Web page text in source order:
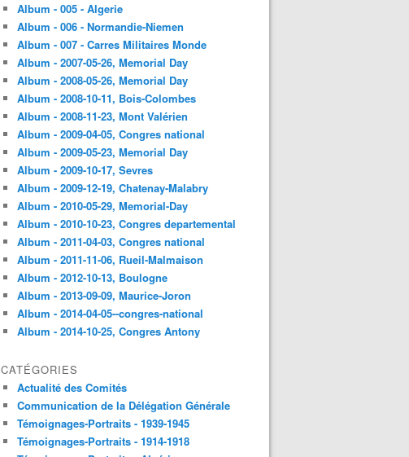
Album - 005 - Algerie
Album - 006 - Normandie-Niemen
Album - 007 - Carres Militaires Monde
Album - 2007-05-26, Memorial Day
Album - 2008-05-26, Memorial Day
Album - 2008-10-11, Bois-Colombes
Album - 2008-11-23, Mont Valérien
Album - 2009-04-05, Congres national
Album - 2009-05-23, Memorial Day
Album - 2009-10-17, Sevres
Album - 2009-12-19, Chatenay-Malabry
Album - 2010-05-29, Memorial-Day
Album - 2010-10-23, Congres departemental
Album - 2011-04-03, Congres national
Album - 2011-11-06, Rueil-Malmaison
Album - 2012-10-13, Boulogne
Album - 2013-09-09, Maurice-Joron
Album - 2014-04-05--congres-national
Album - 2014-10-25, Congres Antony
CATÉGORIES
Actualité des Comités
Communication de la Délégation Générale
Témoignages-Portraits - 1939-1945
Témoignages-Portraits - 1914-1918